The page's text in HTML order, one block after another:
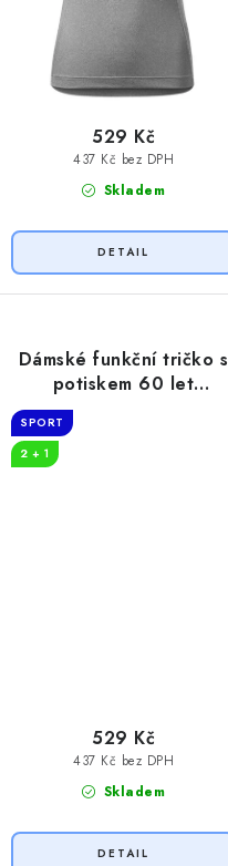
Skladem
437 Kč bez DPH
529 Kč
Dámské funkční tričko s
potiskem 60 let
SPORT
2 + 1
Skladem
437 Kč bez DPH
529 Kč